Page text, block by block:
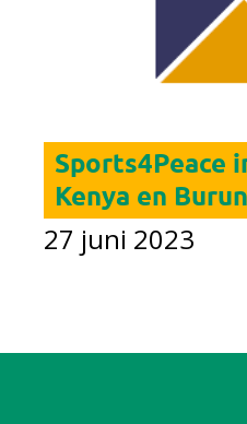
Sports4Peace
Kenya en
27 juni 2023